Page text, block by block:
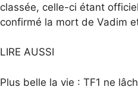
classée, celle-ci étant
confirmé la mort de Vadim
LIRE AUSSI
Plus belle la vie : TF1 ne